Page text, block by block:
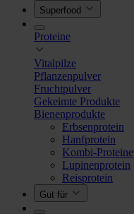
Superfood
Proteine
Vitalpilze
Pflanzenpulver
Fruchtpulver
Gekeimte Produkte
Bienenprodukte
Erbsenprotein
Hanfprotein
Kombi-Proteine
Lupinenprotein
Reisprotein
Gut für